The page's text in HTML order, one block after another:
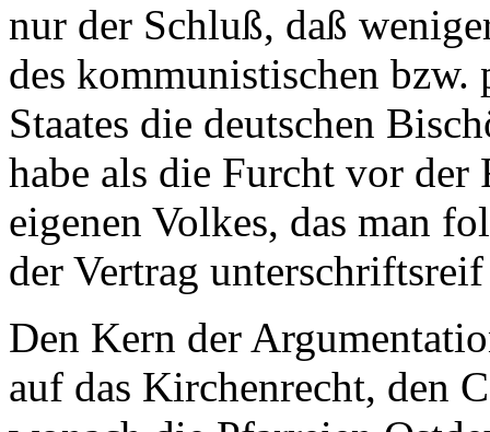
nur der Schluß, daß
des kommunistischen
Staates die deutschen
habe als die Furcht vor der
eigenen Volkes, das man
der Vertrag
Den Kern der
auf das Kirchenrecht, den